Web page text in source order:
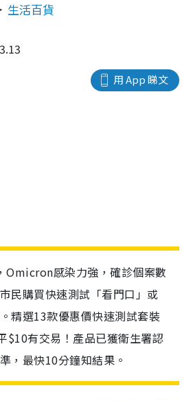
生活百貨
用 App 睇文
Omicron感染力強，確診個案數
民購買快速測試「看門口」或
精選13款優惠價快速測試套裝
$10有交易！產品已獲衛生署認
，最快10分鐘知結果。